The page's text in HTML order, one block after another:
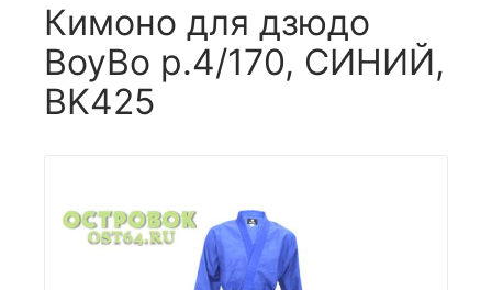
Кимоно для дзюдо
BoyBo р.4/170, СИНИЙ,
BK425